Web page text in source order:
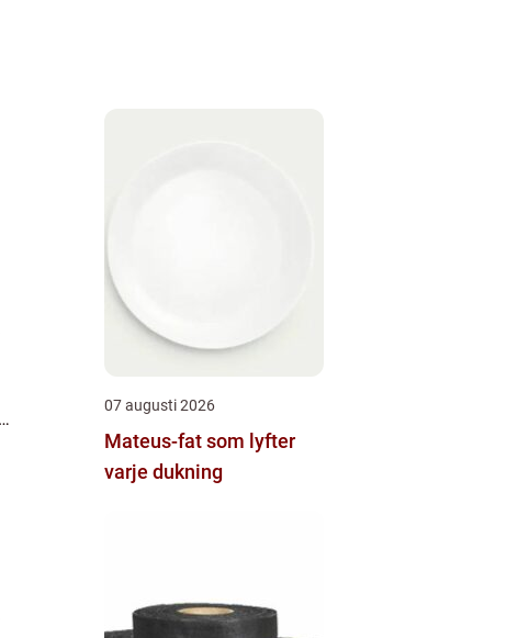
07 augusti 2026
Mateus-fat som lyfter
varje dukning